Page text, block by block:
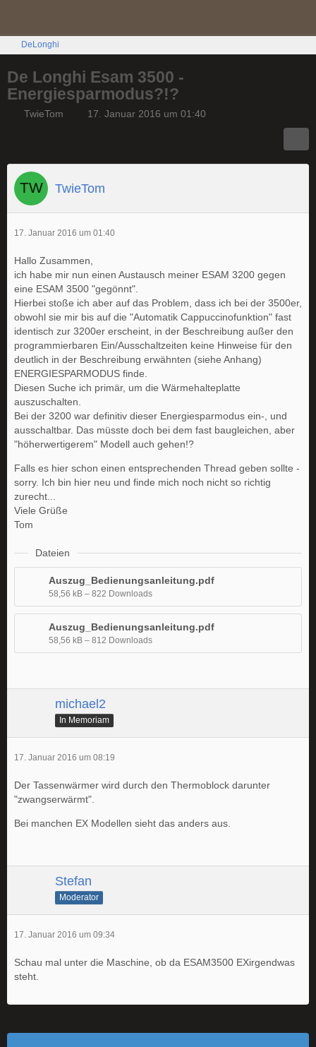
DeLonghi
De Longhi Esam 3500 -
Energiesparmodus?!?
TwieTom 17. Januar 2016 um 01:40
TwieTom
17. Januar 2016 um 01:40
Hallo Zusammen,
ich habe mir nun einen Austausch meiner ESAM 3200 gegen
eine ESAM 3500 "gegönnt".
Hierbei stoße ich aber auf das Problem, dass ich bei der 3500er,
obwohl sie mir bis auf die "Automatik Cappuccinofunktion" fast
identisch zur 3200er erscheint, in der Beschreibung außer den
programmierbaren Ein/Ausschaltzeiten keine Hinweise für den
deutlich in der Beschreibung erwähnten (siehe Anhang)
ENERGIESPARMODUS finde.
Diesen Suche ich primär, um die Wärmehalteplatte
auszuschalten.
Bei der 3200 war definitiv dieser Energiesparmodus ein-, und
ausschaltbar. Das müsste doch bei dem fast baugleichen, aber
"höherwertigerem" Modell auch gehen!?
Falls es hier schon einen entsprechenden Thread geben sollte -
sorry. Ich bin hier neu und finde mich noch nicht so richtig
zurecht...
Viele Grüße
Tom
Dateien
Auszug_Bedienungsanleitung.pdf
58,56 kB – 822 Downloads
Auszug_Bedienungsanleitung.pdf
58,56 kB – 812 Downloads
michael2
In Memoriam
17. Januar 2016 um 08:19
Der Tassenwärmer wird durch den Thermoblock darunter
"zwangserwärmt".
Bei manchen EX Modellen sieht das anders aus.
Stefan
Moderator
17. Januar 2016 um 09:34
Schau mal unter die Maschine, ob da ESAM3500 EXirgendwas
steht.